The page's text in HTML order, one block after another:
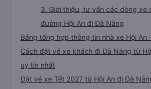
3. Giới thiệu, tư vấn các dòng xe
đường Hội An đi Đà Nẵng
Bảng tổng hợp thông tin nhà xe Hội An
Cách đặt vé xe khách đi Đà Nẵng từ
uy tín nhất
Đặt vé xe Tết 2027 từ Hội An đi Đà